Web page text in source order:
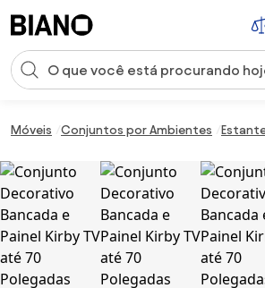
Entrada de pesquisa
Móveis Conjuntos por Ambientes